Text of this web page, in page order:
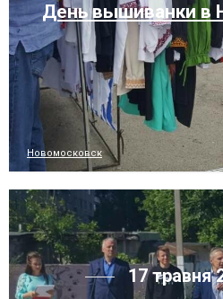
День вышиванки в
Новомосковск
17 травня